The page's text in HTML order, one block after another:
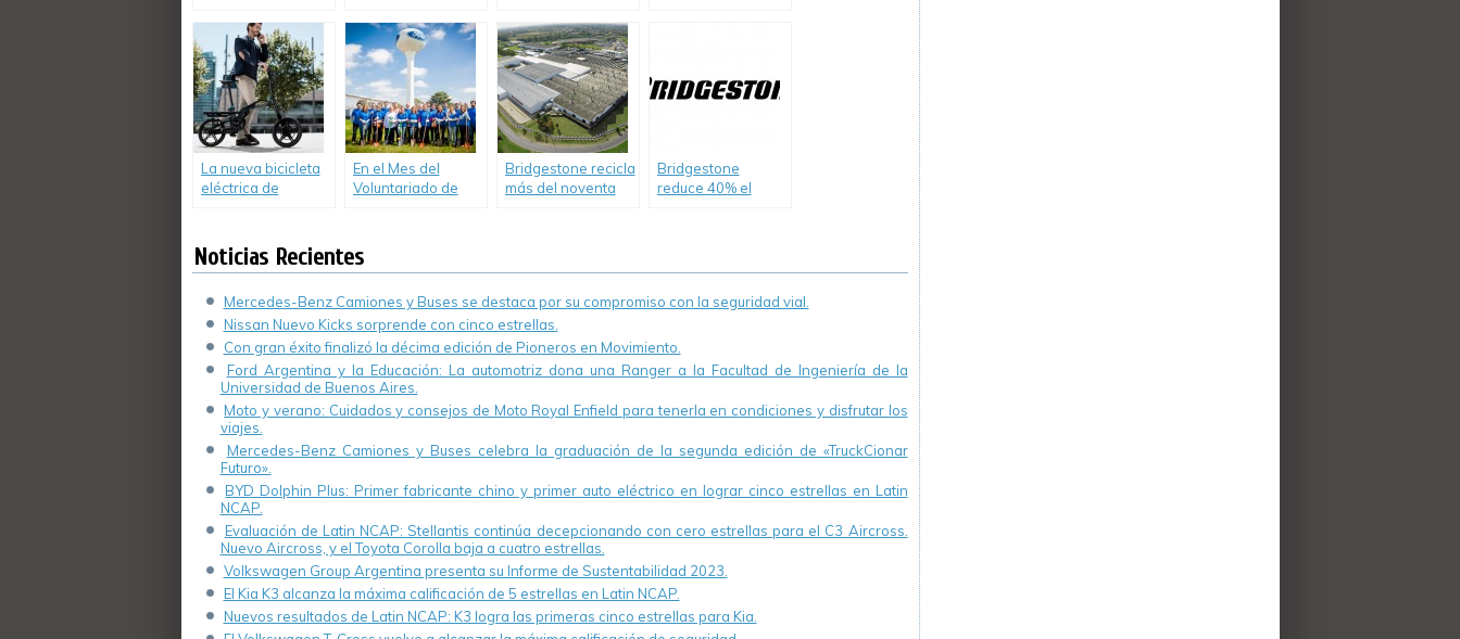
peligrosas
consecuencias de
conducir bajo los
efectos de las
drogas.
Neumáticos del
Año»
célula de óxido
sólido de bioetanol
en el mundo.
La nueva bicicleta
eléctrica de
En el Mes del
Voluntariado de
en la Planta
Bridgestone recicla
más del noventa
Bridgestone
reduce 40% el
Noticias Recientes
Mercedes-Benz Camiones y Buses se destaca por su compromiso con la seguridad vial.
Nissan Nuevo Kicks sorprende con cinco estrellas.
Con gran éxito finalizó la décima edición de Pioneros en Movimiento.
Ford Argentina y la Educación: La automotriz dona una Ranger a la Facultad de Ingeniería de la
Universidad de Buenos Aires.
Moto y verano: Cuidados y consejos de Moto Royal Enfield para tenerla en condiciones y disfrutar los
viajes.
Mercedes-Benz Camiones y Buses celebra la graduación de la segunda edición de «TruckCionar
Futuro».
BYD Dolphin Plus: Primer fabricante chino y primer auto eléctrico en lograr cinco estrellas en Latin
NCAP.
Evaluación de Latin NCAP: Stellantis continúa decepcionando con cero estrellas para el C3 Aircross.
Nuevo Aircross, y el Toyota Corolla baja a cuatro estrellas.
Volkswagen Group Argentina presenta su Informe de Sustentabilidad 2023.
El Kia K3 alcanza la máxima calificación de 5 estrellas en Latin NCAP.
Nuevos resultados de Latin NCAP: K3 logra las primeras cinco estrellas para Kia.